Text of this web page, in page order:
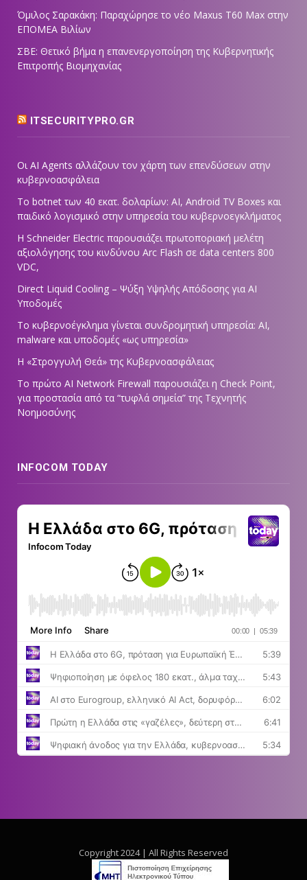
Όμιλος Σαρακάκη: Παραχώρησε το νέο Maxus T60 Max στην
ΕΠΟΜΕΑ Βιλίων
ΣΒΕ: Θετικό βήμα η επανενεργοποίηση της Κυβερνητικής
Επιτροπής Βιομηχανίας
ITSECURITYPRO.GR
Οι AI Agents αλλάζουν τον χάρτη των επενδύσεων στην
κυβερνοασφάλεια
Το botnet των 40 εκατ. δολαρίων: AI, Android TV Boxes και
παιδικό λογισμικό στην υπηρεσία του κυβερνοεγκλήματος
Η Schneider Electric παρουσιάζει πρωτοποριακή μελέτη
αξιολόγησης του κινδύνου Arc Flash σε data centers 800
VDC,
Direct Liquid Cooling – Ψύξη Υψηλής Απόδοσης για AI
Υποδομές
Το κυβερνοέγκλημα γίνεται συνδρομητική υπηρεσία: AI,
malware και υποδομές «ως υπηρεσία»
Η «Στρογγυλή Θεά» της Κυβερνοασφάλειας
Tο πρώτο AI Network Firewall παρουσιάζει η Check Point,
για προστασία από τα “τυφλά σημεία” της Τεχνητής
Νοημοσύνης
INFOCOM TODAY
Copyright 2024 | All Rights Reserved